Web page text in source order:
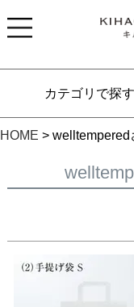
カテゴリで探す
HOME welltempered